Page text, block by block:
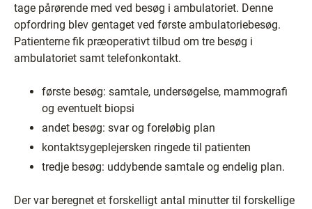
tage pårørende med ved besøg i ambulatoriet. Denne
opfordring blev gentaget ved første ambulatoriebesøg.
Patienterne fik præoperativt tilbud om tre besøg i
ambulatoriet samt telefonkontakt.
første besøg: samtale, undersøgelse, mammografi
og eventuelt biopsi
andet besøg: svar og foreløbig plan
kontaktsygeplejersken ringede til patienten
tredje besøg: uddybende samtale og endelig plan.
Der var beregnet et forskelligt antal minutter til forskellige